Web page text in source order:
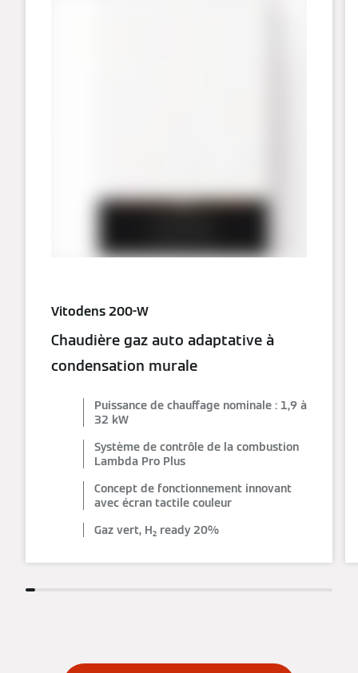
Vitodens 200-W
Chaudière gaz auto adaptative à
condensation murale
Puissance de chauffage nominale : 1,9 à
32 kW
Système de contrôle de la combustion
Lambda Pro Plus
Concept de fonctionnement innovant
avec écran tactile couleur
Gaz vert, H₂ ready 20%